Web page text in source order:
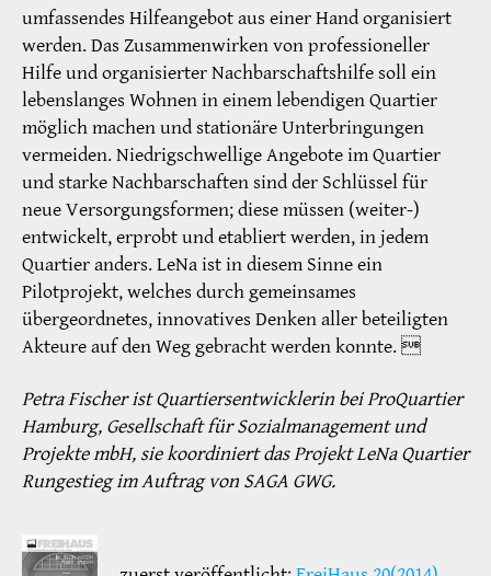
umfassendes Hilfeangebot aus einer Hand organisiert
werden. Das Zusammenwirken von professioneller
Hilfe und organisierter Nachbarschaftshilfe soll ein
lebenslanges Wohnen in einem lebendigen Quartier
möglich machen und stationäre Unterbringungen
vermeiden. Niedrigschwellige Angebote im Quartier
und starke Nachbarschaften sind der Schlüssel für
neue Versorgungsformen; diese müssen (weiter-)
entwickelt, erprobt und etabliert werden, in jedem
Quartier anders. LeNa ist in diesem Sinne ein
Pilotprojekt, welches durch gemeinsames
übergeordnetes, innovatives Denken aller beteiligten
Akteure auf den Weg gebracht werden konnte. 
Petra Fischer ist Quartiersentwicklerin bei ProQuartier
Hamburg, Gesellschaft für Sozialmanagement und
Projekte mbH, sie koordiniert das Projekt LeNa Quartier
Rungestieg im Auftrag von SAGA GWG.